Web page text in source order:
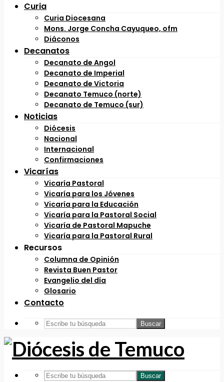
Curia
Curia Diocesana
Mons. Jorge Concha Cayuqueo, ofm
Diáconos
Decanatos
Decanato de Angol
Decanato de Imperial
Decanato de Victoria
Decanato Temuco (norte)
Decanato de Temuco (sur)
Noticias
Diócesis
Nacional
Internacional
Confirmaciones
Vicarías
Vicaría Pastoral
Vicaría para los Jóvenes
Vicaría para la Educación
Vicaría para la Pastoral Social
Vicaría de Pastoral Mapuche
Vicaría para la Pastoral Rural
Recursos
Columna de Opinión
Revista Buen Pastor
Evangelio del día
Glosario
Contacto
Buscar
Buscar